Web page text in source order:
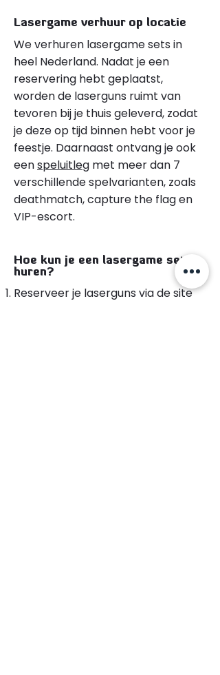
We verhuren lasergame sets in
heel Nederland. Nadat je een
reservering hebt geplaatst,
worden de laserguns ruimt van
tevoren bij je thuis geleverd, zodat
je deze op tijd binnen hebt voor je
feestje. Daarnaast ontvang je ook
eenspeluitleg met meer dan 7
verschillende spelvarianten, zoals
deathmatch, capture the flag en
VIP-escort.
Lasergame verhuur op locatie
Reserveer je laserguns via de site
Hoe kun je een lasergame set
huren?